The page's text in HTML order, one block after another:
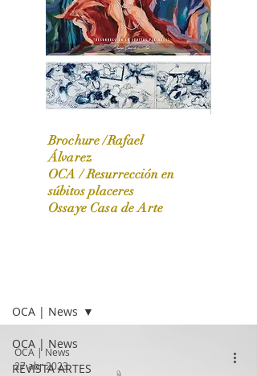
OCA|News 31 / Marzo-Abril / 2024
Brochure /Rafael
Álvarez
OCA /Resurrección en
súbitos placeres
Ossaye Casa de Arte
OCA | News
REVISTA ARTES
OCA | News
OCA | News
27 abr 2023